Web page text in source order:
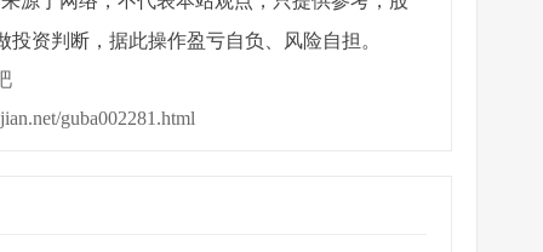
资判断，据此操作盈亏自负、风险自担。
guba002281.html